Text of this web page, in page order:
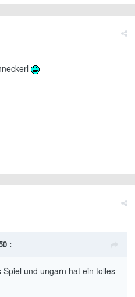
:
und ungarn hat ein tolles